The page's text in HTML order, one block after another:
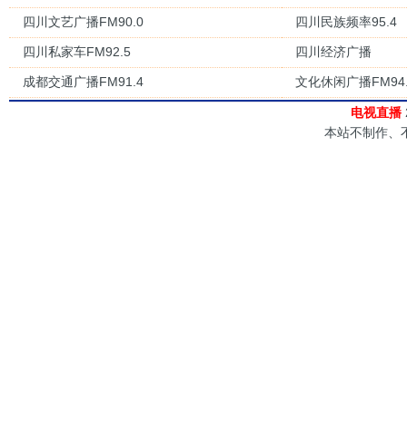
四川文艺广播FM90.0 四川民族频率95.4
四川私家车FM92.5 四川经济广播
成都交通广播FM91.4 文化休闲广播
电视直播
本站不制作、